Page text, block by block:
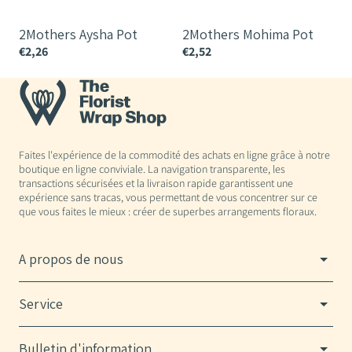
2Mothers Aysha Pot
€2,26
2Mothers Mohima Pot
€2,52
Faites l'expérience de la commodité des achats en ligne grâce à notre
boutique en ligne conviviale. La navigation transparente, les
transactions sécurisées et la livraison rapide garantissent une
expérience sans tracas, vous permettant de vous concentrer sur ce
que vous faites le mieux : créer de superbes arrangements floraux.
A propos de nous
Service